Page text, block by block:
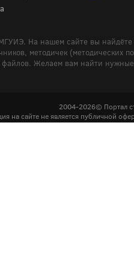
На нашем сайте вы
методичек (методических
Желаем вам найти
2004-2026© Портал
на сайте не является публичной